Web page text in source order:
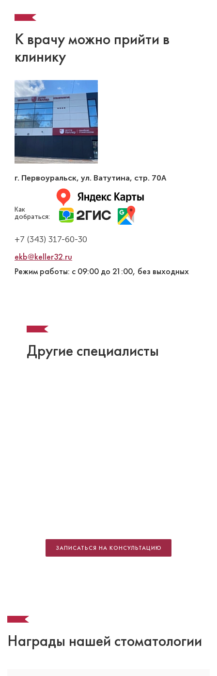
К врачу можно прийти в
клинику
г. Первоуральск, ул. Ватутина, стр. 70А
Как
добраться:
+7 (343) 317-60-30
ekb@keller32.ru
Режим работы: с 09:00 до 21:00, без выходных
Другие специалисты
Стоматолог-терапевт
Специальность: детская стоматология
ЗАПИСАТЬСЯ НА КОНСУЛЬТАЦИЮ
Награды нашей стоматологии